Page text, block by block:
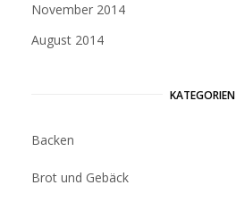
November 2014
August 2014
KATEGORIEN
Backen
Brot und Gebäck